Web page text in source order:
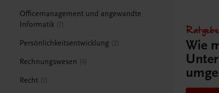
Officemanagement und angewandte
Informatik 7
Persönlichkeitsentwicklung 2
Rechnungswesen 4
Recht 1
Wie